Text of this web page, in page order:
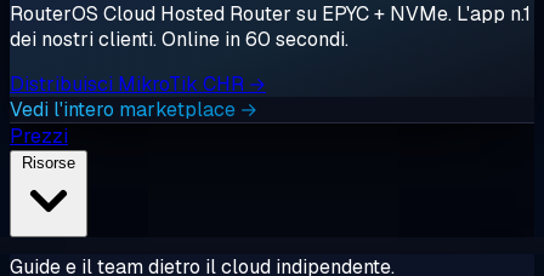
RouterOS Cloud Hosted Router su EPYC + NVMe. L'app n.1
dei nostri clienti. Online in 60 secondi.
Distribuisci MikroTik CHR →
Vedi l'intero marketplace →
Prezzi
Guide e il team dietro il cloud indipendente.